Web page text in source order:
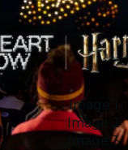
Image 1
Image 2
Image 3